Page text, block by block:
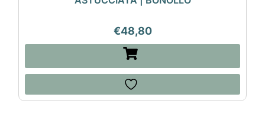
€48,80